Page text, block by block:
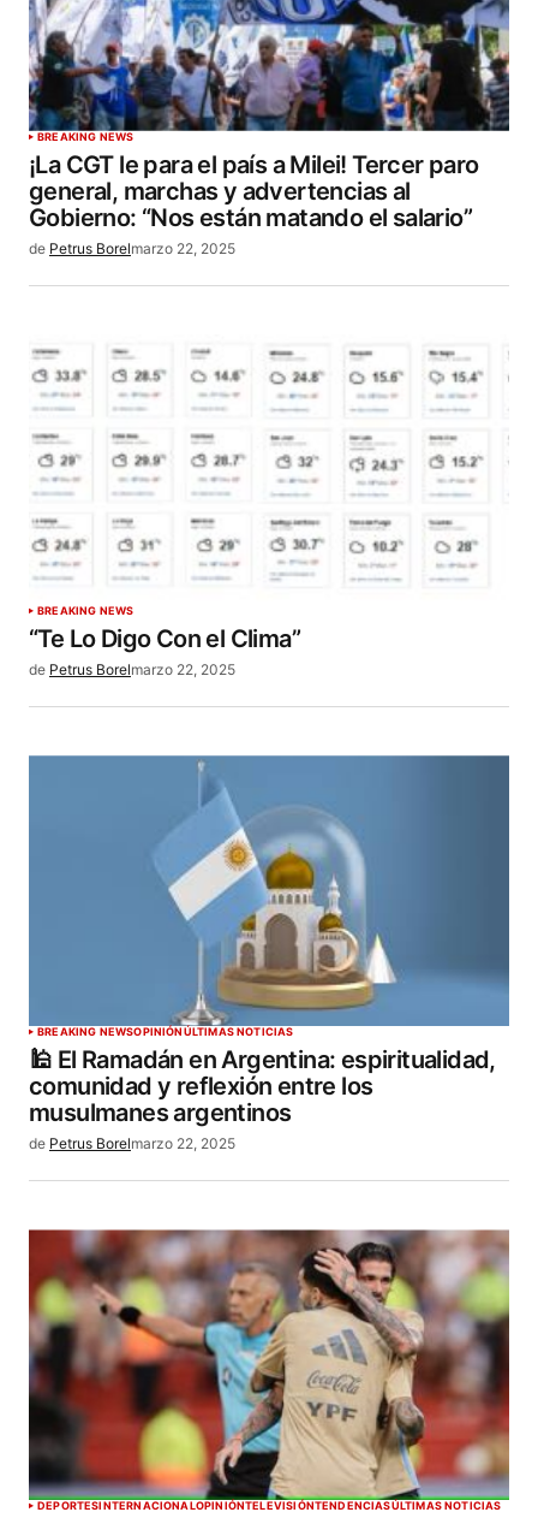
BREAKING NEWS
¡La CGT le para el país a Milei! Tercer paro
general, marchas y advertencias al
Gobierno: “Nos están matando el salario”
de Petrus Borelmarzo 22, 2025
BREAKING NEWS
“Te Lo Digo Con el Clima”
de Petrus Borelmarzo 22, 2025
BREAKING NEWSOPINIÓNÚLTIMAS NOTICIAS
🕌 El Ramadán en Argentina: espiritualidad,
comunidad y reflexión entre los
musulmanes argentinos
de Petrus Borelmarzo 22, 2025
DEPORTESINTERNACIONALOPINIÓNTELEVISIÓNTENDENCIASÚLTIMAS NOTICIAS